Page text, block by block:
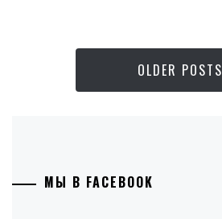
OLDER POSTS
МЫ В FACEBOOK